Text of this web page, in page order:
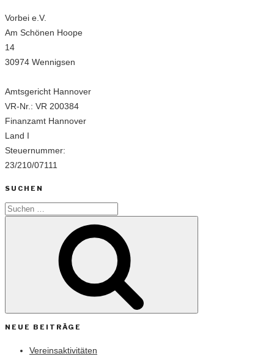
Vorbei e.V.
Am Schönen Hoope
14
30974 Wennigsen
Amtsgericht Hannover
VR-Nr.: VR 200384
Finanzamt Hannover
Land I
Steuernummer:
23/210/07111
SUCHEN
Suchen
NEUE BEITRÄGE
Vereinsaktivitäten